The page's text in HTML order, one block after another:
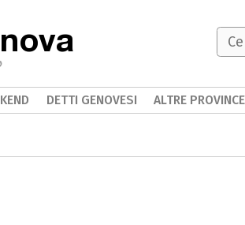
DETTI GENOVESI ALTRE PROVINCE